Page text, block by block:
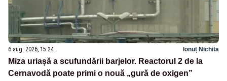
6 aug. 2026, 15:24 Ionuț Nichita
Miza uriașă a scufundării barjelor. Reactorul 2 de la
Cernavodă poate primi o nouă „gură de oxigen”